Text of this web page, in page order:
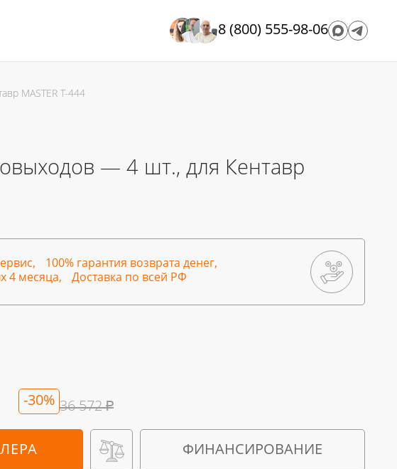
8 (800) 555-98-06
MASTER T-444
— 4 шт., для Кентавр
100% гарантия возврата денег,
4 месяца,
Доставка по всей РФ
36 572₽
-30%
ФИНАНСИРОВАНИЕ